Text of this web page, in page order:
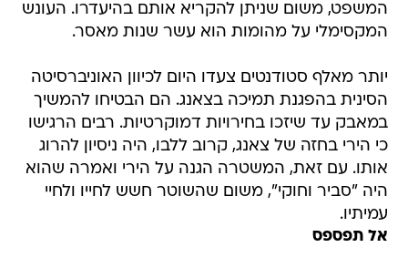
המשפט, משום שניתן להקריא אותם בהיעדרו. העונש
המקסימלי על מהומות הוא עשר שנות מאסר.
יותר מאלף סטודנטים צעדו היום לכיוון האוניברסיטה
הסינית בהפגנת תמיכה בצאנג. הם הבטיחו להמשיך
במאבק עד שיזכו בחירויות דמוקרטיות. רבים הרגישו
כי הירי בחזה של צאנג, קרוב ללבו, היה ניסיון להרוג
אותו. עם זאת, המשטרה הגנה על הירי ואמרה שהוא
היה "סביר וחוקי", משום שהשוטר חשש לחייו ולחיי
עמיתיו.
אל תפספס